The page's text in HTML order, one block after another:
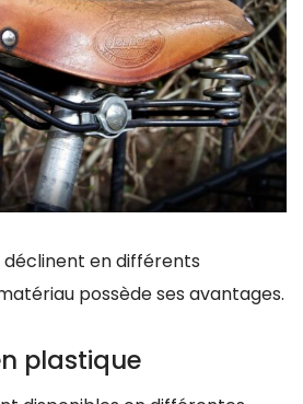
déclinent en différents
possède ses avantages.
plastique